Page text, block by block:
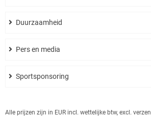
Duurzaamheid
Pers en media
Sport­sponsoring
Alle prijzen zijn in EUR incl. wettelijke btw, excl.